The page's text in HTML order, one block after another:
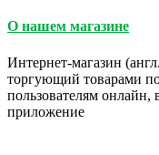
О нашем магазине
Интернет-магазин
торгующий товарами
пользователям онлайн,
приложение